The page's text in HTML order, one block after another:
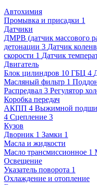
Автохимия
Промывка и присадки 1
Датчики
ДМРВ (датчик массового
детонации 3 Датчик
скорости 1 Датчик
Двигатель
Блок цилиндров 10 ГБЦ 4
Масляный фильтр 1
Распредвал 3 Регулятор
Коробка передач
АКПП 4 Выжимной
4 Сцепление 3
Кузов
Дворник 1 Замки 1
Масла и жидкости
Масло трансмиссионное 1
Освещение
Указатель поворота 1
Охлаждение и отопление